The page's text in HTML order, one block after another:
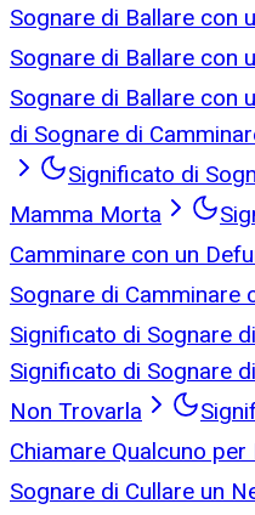
Sognare di Ballare con
Sognare di Ballare con
Sognare di Ballare con
di Sognare di
Significato di
Mamma Morta
Camminare con un
Sognare di Camminare
Significato di Sognare
Significato di Sognare
Non Trovarla
Chiamare Qualcuno per
Sognare di Cullare un